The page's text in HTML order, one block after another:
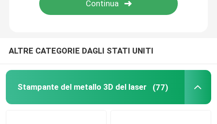
Stampante della resina di SLA 3D
Macchina di sinterizzazione del laser
ALTRE CATEGORIE DAGLI STATI UNITI
Stampante del metallo 3D del laser (77)